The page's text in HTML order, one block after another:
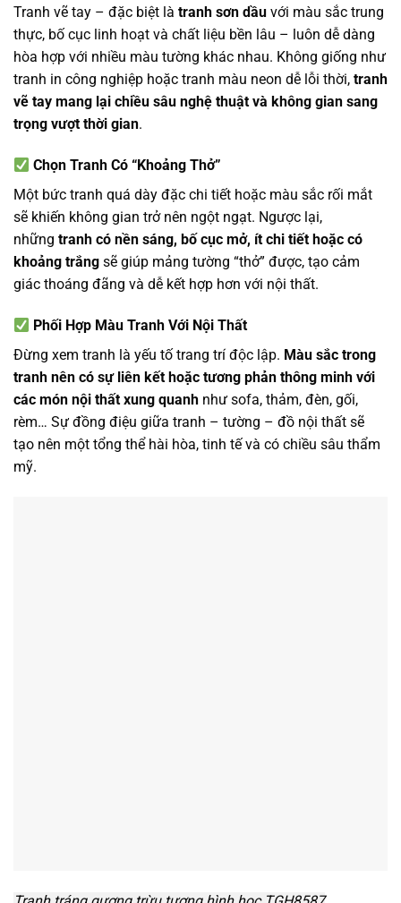
Tranh vẽ tay – đặc biệt là tranh sơn dầu với màu sắc trung
thực, bố cục linh hoạt và chất liệu bền lâu – luôn dễ dàng
hòa hợp với nhiều màu tường khác nhau. Không giống như
tranh in công nghiệp hoặc tranh màu neon dễ lỗi thời, tranh
vẽ tay mang lại chiều sâu nghệ thuật và không gian sang
trọng vượt thời gian.
Chọn Tranh Có “Khoảng Thở”
Một bức tranh quá dày đặc chi tiết hoặc màu sắc rối mắt
sẽ khiến không gian trở nên ngột ngạt. Ngược lại,
những tranh có nền sáng, bố cục mở, ít chi tiết hoặc có
khoảng trắng sẽ giúp mảng tường “thở” được, tạo cảm
giác thoáng đãng và dễ kết hợp hơn với nội thất.
Phối Hợp Màu Tranh Với Nội Thất
Đừng xem tranh là yếu tố trang trí độc lập. Màu sắc trong
tranh nên có sự liên kết hoặc tương phản thông minh với
các món nội thất xung quanh như sofa, thảm, đèn, gối,
rèm… Sự đồng điệu giữa tranh – tường – đồ nội thất sẽ
tạo nên một tổng thể hài hòa, tinh tế và có chiều sâu thẩm
mỹ.